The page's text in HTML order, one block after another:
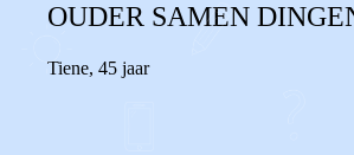
OUDER SAMEN
Tiene, 45 jaar